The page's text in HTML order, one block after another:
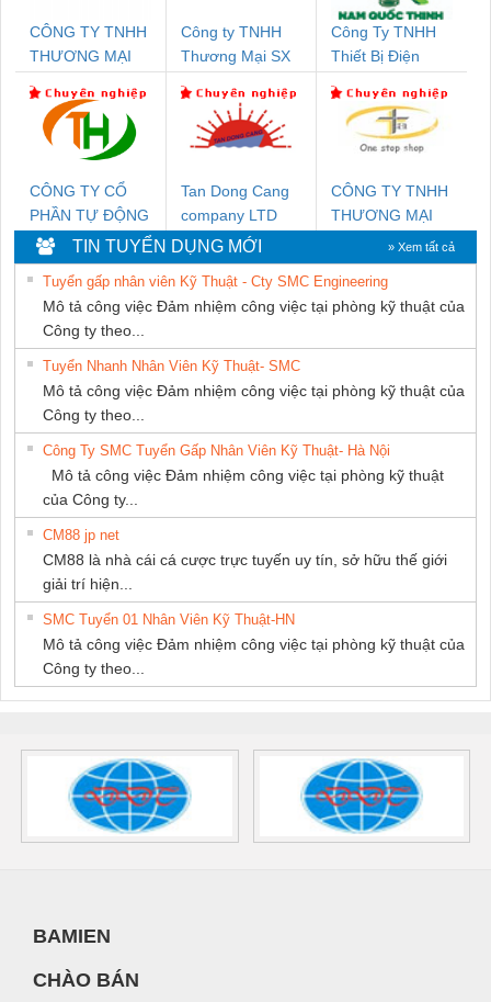
CÔNG TY TNHH
THƯƠNG MẠI
THUẬT ĐIỆN CƠ
GIA HƯNG PHÁT
Công ty TNHH
Thương Mại SX
Công Ty TNHH
Thiết Bị Điện
CÔNG TY CỔ
PHẦN TỰ ĐỘNG
TIẾN HƯNG
Tan Dong Cang
company LTD
CÔNG TY TNHH
THƯƠNG MẠI
THIÊN ÂN VIỆT
NAM
TIN TUYỂN DỤNG MỚI » Xem tất cả
Tuyển gấp nhân viên Kỹ Thuật - Cty SMC Engineering
Mô tả công việc Đảm nhiệm công việc tại phòng kỹ thuật của
Công ty theo...
Tuyển Nhanh Nhân Viên Kỹ Thuật- SMC
Mô tả công việc Đảm nhiệm công việc tại phòng kỹ thuật của
Công ty theo...
Công Ty SMC Tuyển Gấp Nhân Viên Kỹ Thuật- Hà Nội
Mô tả công việc Đảm nhiệm công việc tại phòng kỹ thuật
của Công ty...
CM88 jp net
CM88 là nhà cái cá cược trực tuyến uy tín, sở hữu thế giới
giải trí hiện...
SMC Tuyển 01 Nhân Viên Kỹ Thuật-HN
Mô tả công việc Đảm nhiệm công việc tại phòng kỹ thuật của
Công ty theo...
BAMIEN
CHÀO BÁN